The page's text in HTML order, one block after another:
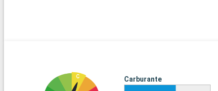
Carburante